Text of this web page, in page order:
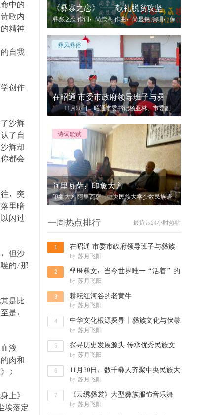
中的
歌内
精神
自我
创作
沙辉
了自
辉却
都会
，突
里暗
闪过
但沙
噬的/那
是比
是，
液
肉和
）
上》
埃落定
《彝寨之恋》——献礼脱贫攻坚
彝寨之恋 作词：尚崇高 作曲：尚显锡 演唱：薛
鹏新 歌曲创作以小见
彝风彝俗
在昭通 市委市政府领导班子与彝
11月26日，昭通市委书记杨亚林、市委副
书记、市长郭大进、市委副书记王忠、市
诗词歌赋
阿里瓦萨：印象大方
印象大方 阿里瓦萨（中央民族大学少数民族语
言文学系书记、教授） 站在慕俄
一周热点排行 最近7x24小时热帖
1
在昭通 市委市政府领导班子与彝族
群众共度
by 苏月飞阳
2
녪뉄彝文：当今世界唯一“活着”的
六大古文
by 苏月飞阳
3 耕耘红河谷的老黄牛
by 苏月飞阳
4
中华文化根源探寻 | 彝族文化与伏羲
文化渊
by 苏月飞阳
5
探寻历史发展源头 传承优秀民族文
化——彝
by 苏月飞阳
6
11月30日，数千彝人齐聚中央民族大
学，要搞
by 苏月飞阳
7
《云绣彝裳》大型彝族服饰音乐舞
剧“舞动”
by 苏月飞阳